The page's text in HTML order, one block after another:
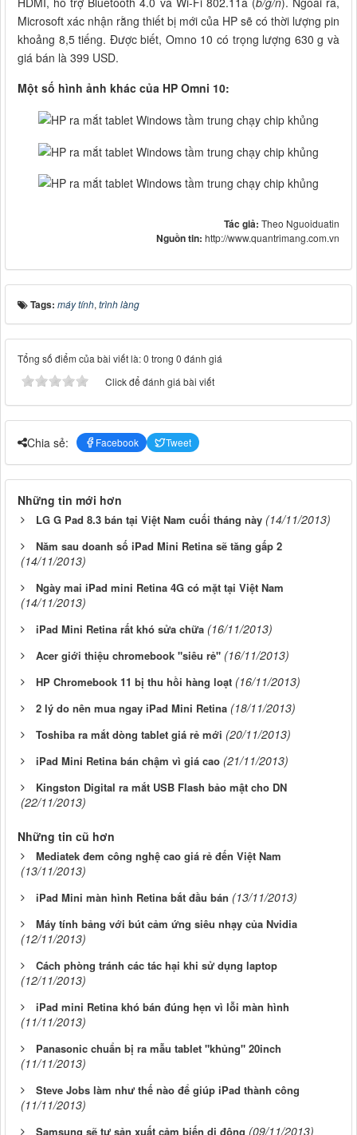
Microsoft xác nhận rằng thiết bị mới của HP sẽ có thời lượng pin
khoảng 8,5 tiếng. Được biết, Omno 10 có trọng lượng 630 g và
giá bán là 399 USD.
Một số hình ảnh khác của HP Omni 10:
Tác giả: Theo Nguoiduatin
Nguồn tin: http://www.quantrimang.com.vn
Tags: máy tính, trình làng
Tổng số điểm của bài viết là: 0 trong 0 đánh giá
Click để đánh giá bài viết
Chia sẻ: Facebook Tweet
Những tin mới hơn
LG G Pad 8.3 bán tại Việt Nam cuối tháng này (14/11/2013)
Năm sau doanh số iPad Mini Retina sẽ tăng gấp 2
(14/11/2013)
Ngày mai iPad mini Retina 4G có mặt tại Việt Nam
(14/11/2013)
iPad Mini Retina rất khó sửa chữa (16/11/2013)
Acer giới thiệu chromebook "siêu rẻ" (16/11/2013)
HP Chromebook 11 bị thu hồi hàng loạt (16/11/2013)
2 lý do nên mua ngay iPad Mini Retina (18/11/2013)
Toshiba ra mắt dòng tablet giá rẻ mới (20/11/2013)
iPad Mini Retina bán chậm vì giá cao (21/11/2013)
Kingston Digital ra mắt USB Flash bảo mật cho DN
(22/11/2013)
Những tin cũ hơn
Mediatek đem công nghệ cao giá rẻ đến Việt Nam
(13/11/2013)
iPad Mini màn hình Retina bắt đầu bán (13/11/2013)
Máy tính bảng với bút cảm ứng siêu nhạy của Nvidia
(12/11/2013)
Cách phòng tránh các tác hại khi sử dụng laptop
(12/11/2013)
iPad mini Retina khó bán đúng hẹn vì lỗi màn hình
(11/11/2013)
Panasonic chuẩn bị ra mẫu tablet "khủng" 20inch
(11/11/2013)
Steve Jobs làm như thế nào để giúp iPad thành công
(11/11/2013)
Samsung sẽ tự sản xuất cảm biến di động (09/11/2013)